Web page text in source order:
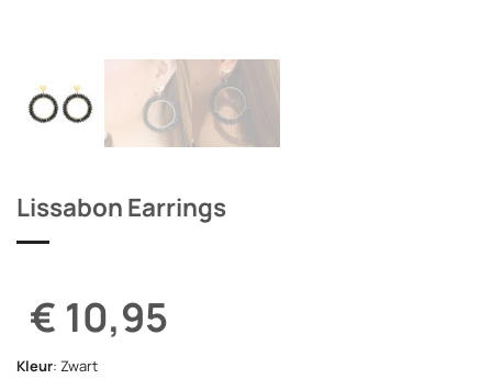
Lissabon Earrings
€ 10,95
Kleur: Zwart